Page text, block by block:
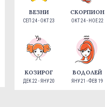
ВЕЗНИ
СЕП 24 - ОКТ 23
СКОРПИОН
ОКТ 24 - НОЕ 22
КОЗИРОГ
ДЕК 22 - ЯНУ 20
ВОДОЛЕЙ
ЯНУ 21 - ФЕВ 19